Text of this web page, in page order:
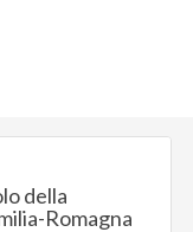
della
Romagna